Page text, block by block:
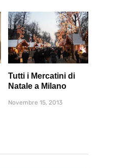
Tutti i Mercatini di
Natale a Milano
Novembre 15, 2013